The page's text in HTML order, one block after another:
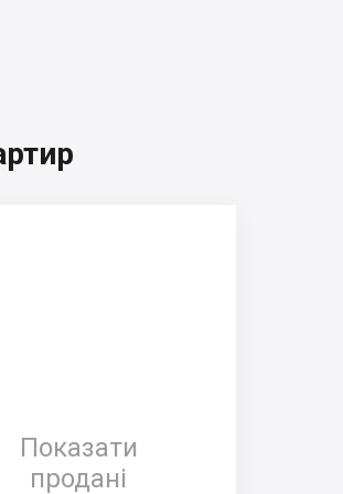
Показати
продані